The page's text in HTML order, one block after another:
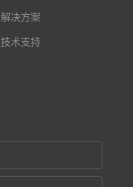
解决方案
技术支持